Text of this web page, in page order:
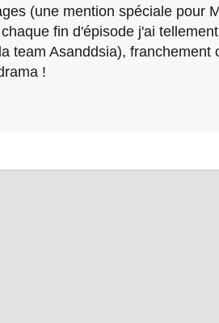
(une mention spéciale pour
fin d'épisode j'ai
team Asanddsia), franchement
!